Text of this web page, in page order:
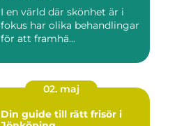
I en värld där skönhet är i
fokus har olika behandlingar
för att framhä...
02. maj
Din guide till rätt frisör i